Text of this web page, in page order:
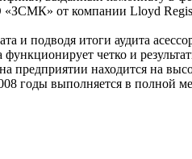
от компании Lloyd
и подводя итоги аудита
четко и
предприятии находится на
годы выполняется в полной